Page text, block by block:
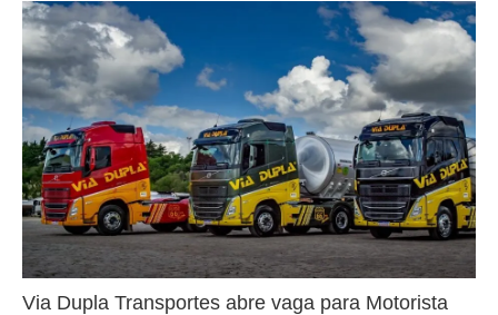
Via Dupla Transportes abre vaga para Motorista